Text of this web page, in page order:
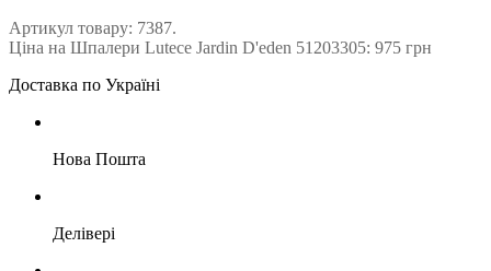
Артикул товару: 7387.
Ціна на Шпалери Lutece Jardin D'eden 51203305: 975 грн
Доставка по Україні
Нова Пошта
Делівері